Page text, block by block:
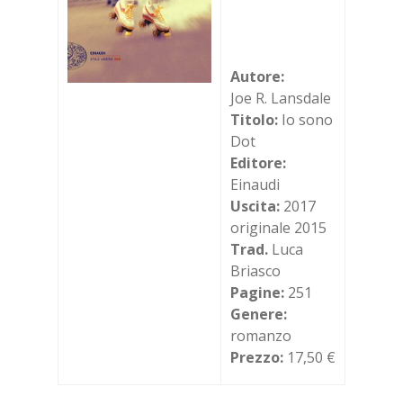
Autore:
Joe R. Lansdale
Titolo: Io sono
Dot
Editore:
Einaudi
Uscita: 2017
originale 2015
Trad. Luca
Briasco
Pagine: 251
Genere:
romanzo
Prezzo: 17,50 €